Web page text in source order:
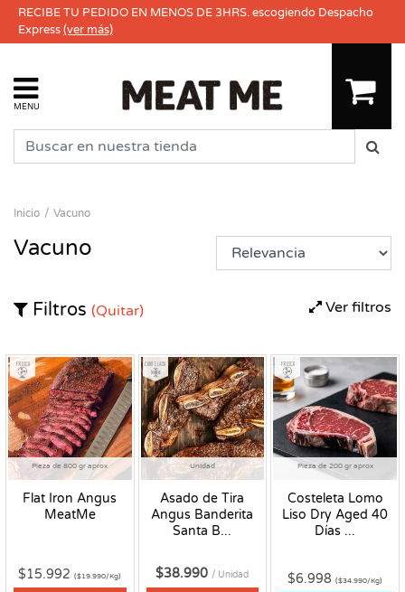
RECIBE TU PEDIDO EN MENOS DE 3HRS. escogiendo Despacho
Express(ver más)
MENU
Inicio Vacuno
Vacuno
Ver filtros
Filtros (Quitar)
Pieza de 800 gr aprox
Flat Iron Angus
MeatMe
Fresco
$15.992($19.990/Kg)
Unidad
Asado de Tira
Angus Banderita
Santa B...
Congelado
$38.990 / Unidad
Pieza de 200 gr aprox
Costeleta Lomo
Liso Dry Aged 40
Días ...
Fresco
$6.998($34.990/Kg)